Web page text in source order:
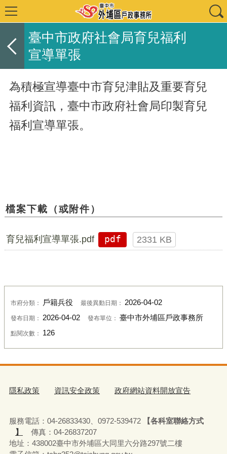
臺中市政府社會局育兒福利
宣導單張
為積極宣導臺中市育兒津貼及重要育兒
福利資訊， 臺中市政府社會局印製育兒
福利宣導單張。
檔案下載（或附件）
育兒福利宣導單張.pdf pdf 2331 KB
市府分類： 戶籍兵役 最後異動日期： 2026-04-02
發布日期： 2026-04-02 發布單位： 臺中市外埔區戶政事務所
點閱次數： 126
隱私政策 資訊安全政策 政府網站資料開放宣告
服務電話：04-26833430、0972-539472
【各科室聯絡方式
】
傳真：04-26837207
地址：438002臺中市外埔區大同里六分路297號二樓